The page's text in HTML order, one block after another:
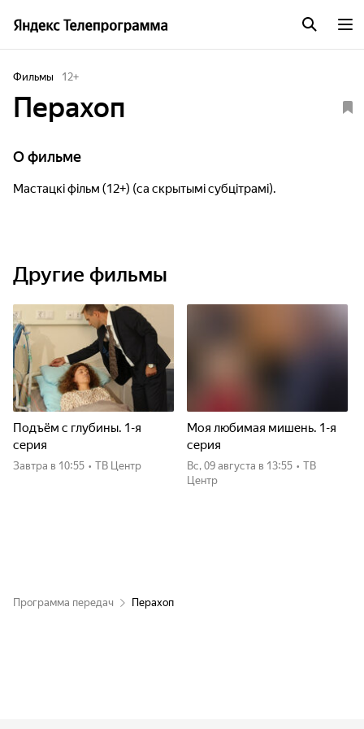
Фильмы 12+
Перахоп
О фильме
Мастацкі фільм (12+) (са скрытымі субцітрамі).
Другие фильмы
Подъём с глубины. 1-я
серия
Завтра в 10:55 • ТВ Центр
Моя любимая мишень. 1-я
серия
вс, 09 августа в 13:55 • ТВ
Центр
Программа передач Перахоп